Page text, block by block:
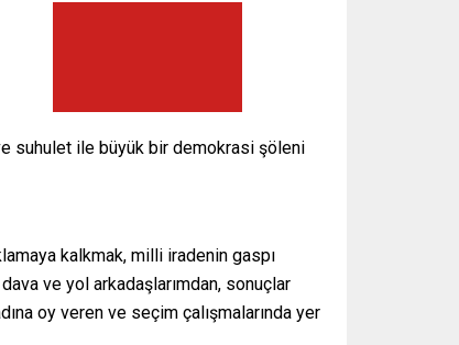
suhulet ile büyük bir demokrasi şöleni
kalkmak, milli iradenin gaspı
ve yol arkadaşlarımdan, sonuçlar
oy veren ve seçim çalışmalarında yer